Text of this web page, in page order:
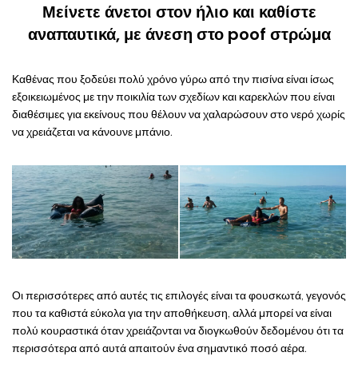
Μείνετε άνετοι στον ήλιο και καθίστε
αναπαυτικά, με άνεση στο poof στρώμα
Καθένας που ξοδεύει πολύ χρόνο γύρω από την πισίνα είναι ίσως
εξοικειωμένος με την ποικιλία των σχεδίων και καρεκλών που είναι
διαθέσιμες για εκείνους που θέλουν να χαλαρώσουν στο νερό χωρίς
να χρειάζεται να κάνουνε μπάνιο.
Οι περισσότερες από αυτές τις επιλογές είναι τα φουσκωτά, γεγονός
που τα καθιστά εύκολα για την αποθήκευση, αλλά μπορεί να είναι
πολύ κουραστικά όταν χρειάζονται να διογκωθούν δεδομένου ότι τα
περισσότερα από αυτά απαιτούν ένα σημαντικό ποσό αέρα.